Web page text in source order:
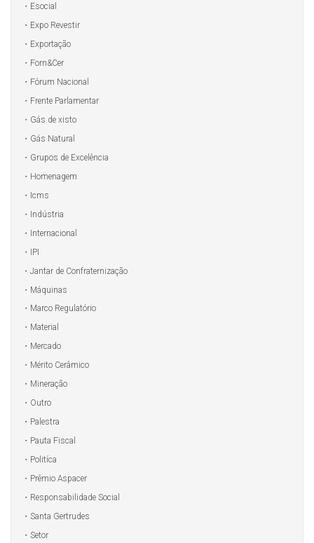
Esocial
Expo Revestir
Exportação
Forn&Cer
Fórum Nacional
Frente Parlamentar
Gás de xisto
Gás Natural
Grupos de Excelência
Homenagem
Icms
Indústria
Internacional
IPI
Jantar de Confraternização
Máquinas
Marco Regulatório
Material
Mercado
Mérito Cerâmico
Mineração
Outro
Palestra
Pauta Fiscal
Politíca
Prêmio Aspacer
Responsabilidade Social
Santa Gertrudes
Setor